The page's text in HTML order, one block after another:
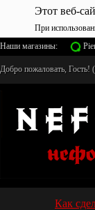
Этот веб-
При
Наши магазины:
Добро пожаловать, Гость! (
Как